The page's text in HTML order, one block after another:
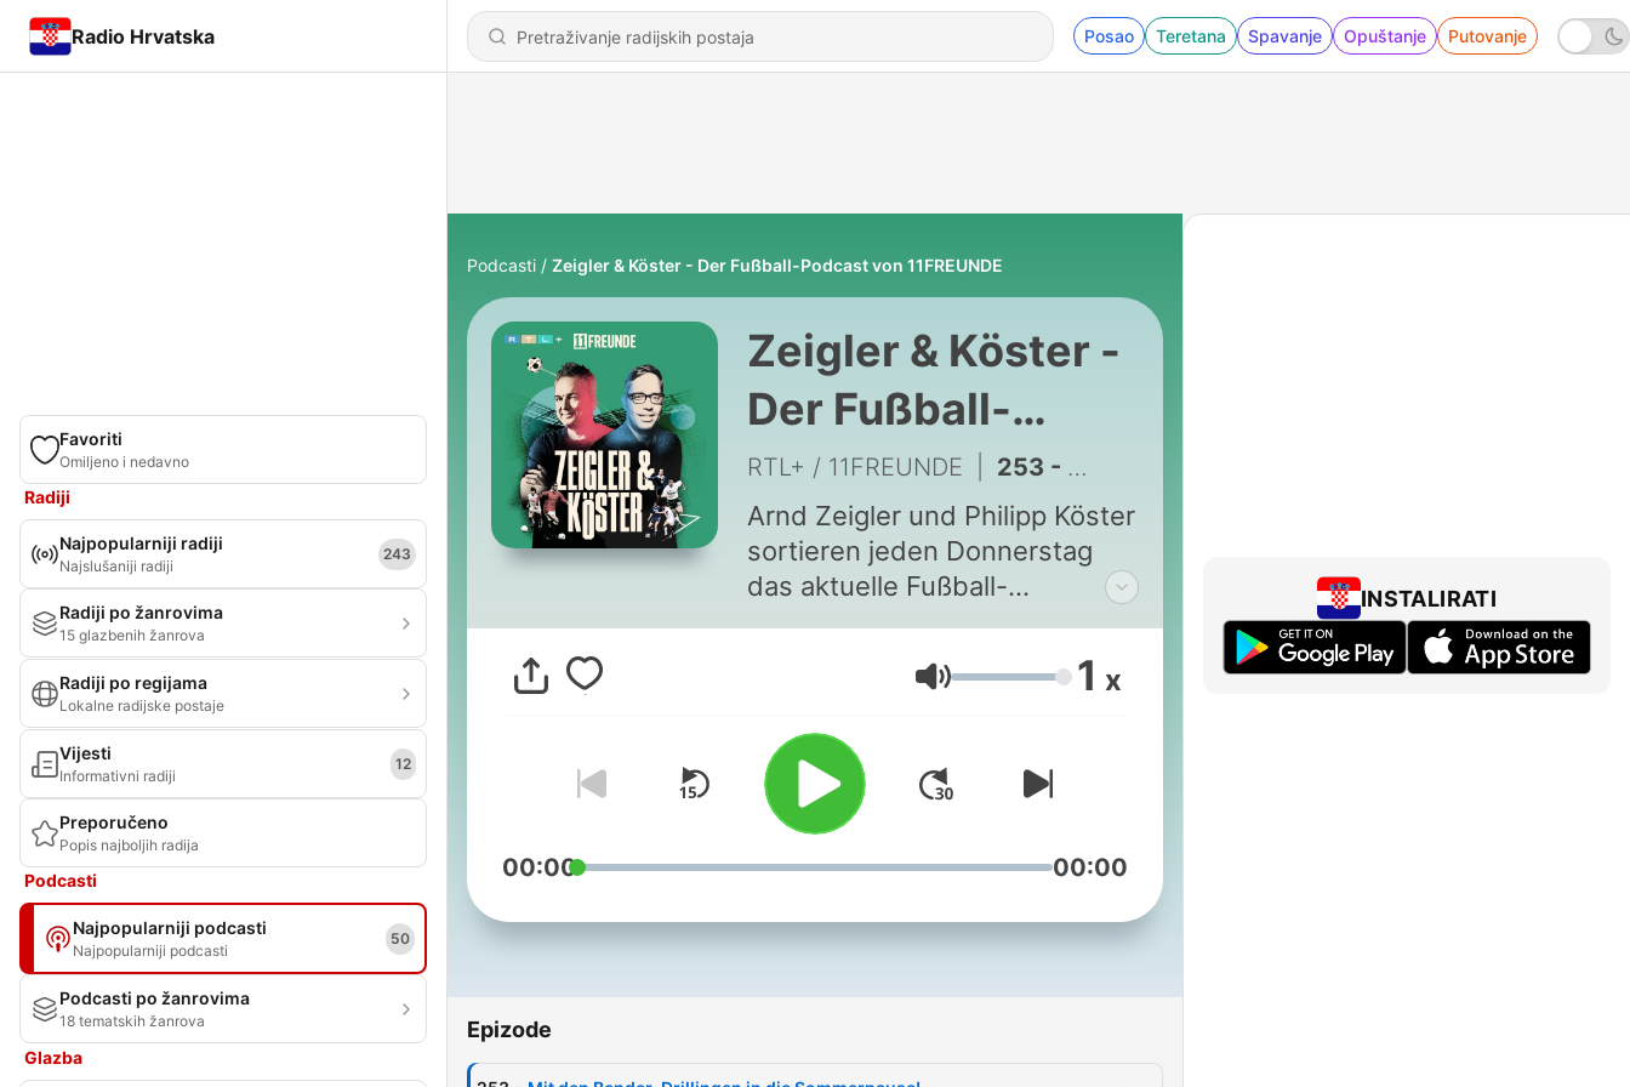
Radio Hrvatska Posao Teretana Spavanje Opuštanje Putovanje
Favoriti
Omiljeno i nedavno
Radiji
Najpopularniji radiji
Najslušaniji radiji
243
Radiji po žanrovima
15 glazbenih žanrova
Radiji po regijama
Lokalne radijske postaje
Vijesti
Informativni radiji
12
Preporučeno
Popis najboljih radija
Podcasti
Najpopularniji podcasti
Najpopularniji podcasti
50
Podcasti po žanrovima
18 tematskih žanrova
Glazba
Podcasti Zeigler & Köster - Der Fußball-Podcast von 11FREUNDE
Zeigler & Köster -
Der Fußball-
Podcast von
11FREUNDE
RTL+ / 11FREUNDE 253 - Mit den Bender-Drillingen in die Sommerpause!
Arnd Zeigler und Philipp Köster
sortieren jeden Donnerstag
das aktuelle Fußball-
Geschehen, stimmen
meinungsstark auf das
Wochenende ein – und
unternehmen regelmäßig
Ausflüge in die
Fußballgeschichte. Vereint in
einem Podcast geben die
beiden Großmeister der
Einblicke in ihren Arbeitsalltag
regelmäßig mit euren Themen
Fragen oder Anregungen?
Glasnoća 1 x
00:00 00:00
Epizode
INSTALIRATI